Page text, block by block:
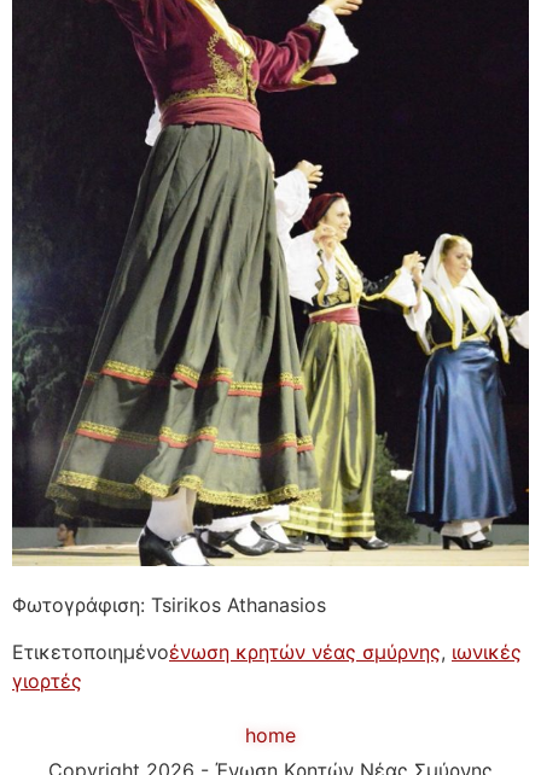
Φωτογράφιση: Tsirikos Athanasios
Ετικετοποιημένοένωση κρητών νέας σμύρνης, ιωνικές
γιορτές
home
Copyright 2026 - Ένωση Κρητών Νέας Σμύρνης